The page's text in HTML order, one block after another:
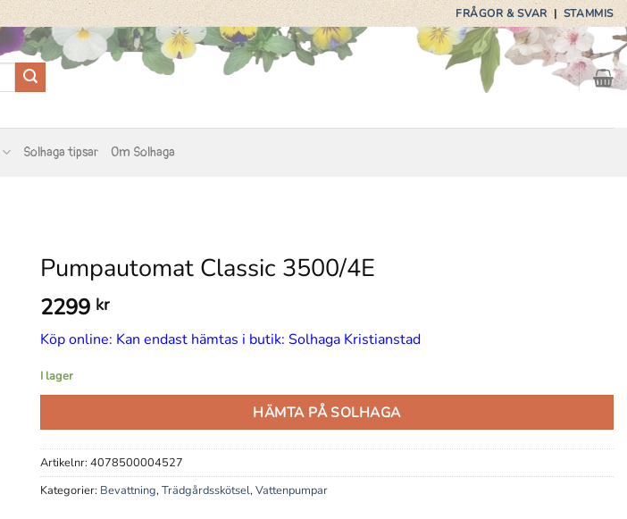
FRÅGOR & SVAR|STAMMIS
Solhaga tipsar Om Solhaga
Pumpautomat Classic 3500/4E
2299 kr
Köp online: Kan endast hämtas i butik: Solhaga Kristianstad
I lager
HÄMTA PÅ SOLHAGA
Artikelnr: 4078500004527
Kategorier: Bevattning,Trädgårdsskötsel,Vattenpumpar